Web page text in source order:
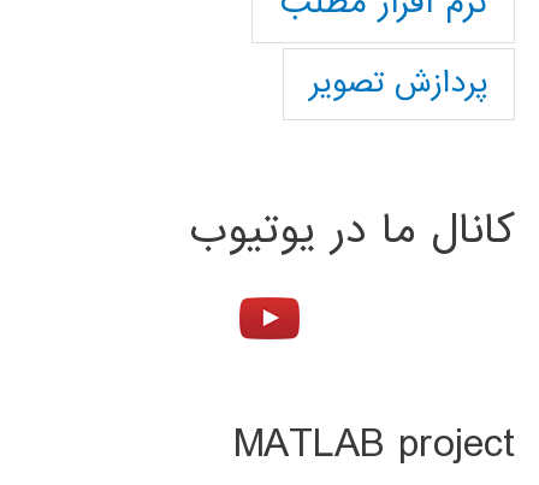
پردازش تصویر
کانال ما در یوتیوب
MATLAB project